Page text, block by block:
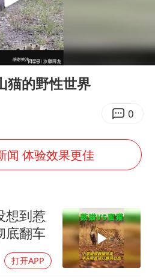
驰母亲现身香港路演现场
君 《披荆斩棘》
国足U17与阿森纳决赛取消 并列冠军
有出现龙卷潜势
1枚就能让航母瘫痪 轰-6J实力有多强
士兵把枪口对准中国记者
年小学教师减少13.19万
泰国：高度重视中国游客旅游体验
艺迪无缘横滨赛决赛
00:08
猫的野性世界
0
闻 体验效果更佳
想到惹
底翻车
打开APP